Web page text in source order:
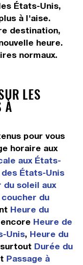
États-Unis,
à l'aise.
destination,
heure.
normaux.
LES
À
pour vous
horaire aux
aux États-
États-Unis
du soleil aux
du
Heure du
Heure de
Unis, Heure du
Durée du
Passage à